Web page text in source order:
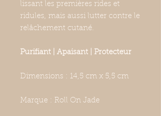
lissant les premières rides et
ridules, mais aussi lutter contre le
relâchement cutané.
Purifiant | Apaisant | Protecteur
Dimensions : 14,5 cm x 5,5 cm
Marque : Roll On Jade